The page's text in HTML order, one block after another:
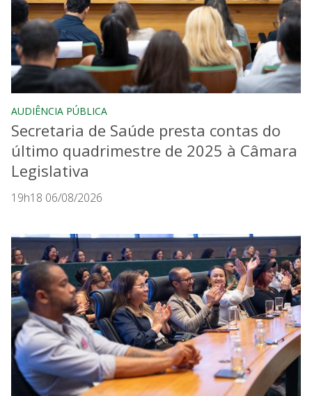
AUDIÊNCIA PÚBLICA
Secretaria de Saúde presta contas do
último quadrimestre de 2025 à Câmara
Legislativa
19h18 06/08/2026